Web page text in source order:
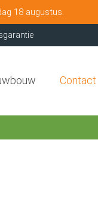
18 augustus.
Contact